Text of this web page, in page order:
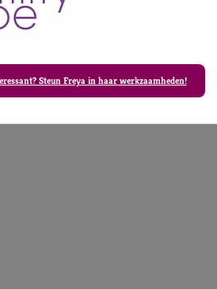
Steun Freya in haar werkzaamheden!